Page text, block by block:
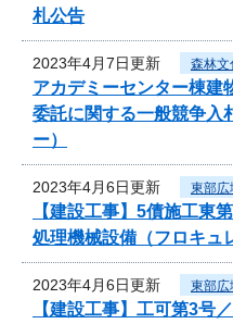
札公告
2023年4月7日更新 森林文
アカデミーセンター棟建
委託に関する一般競争入
ー）
2023年4月6日更新 東部広
【建設工事】5債施工東
処理機械設備（フロキュ
2023年4月6日更新 東部広
【建設工事】工可第3号